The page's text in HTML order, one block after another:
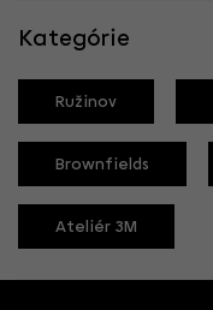
Kategórie
Ružinov
Brownfields
Ateliér 3M